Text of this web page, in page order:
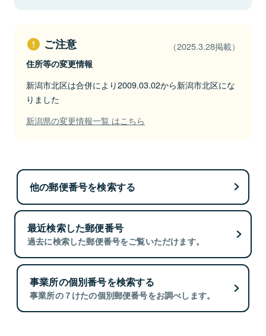
ご注意 （2025.3.28掲載）
住所等の変更情報
新潟市北区は合併により2009.03.02から新潟市北区にな
りました
新潟県の変更情報一覧 はこちら
他の郵便番号を検索する
最近検索した郵便番号
過去に検索した郵便番号をご覧いただけます。
事業所の個別番号を検索する
事業所の７けたの個別郵便番号をお調べします。